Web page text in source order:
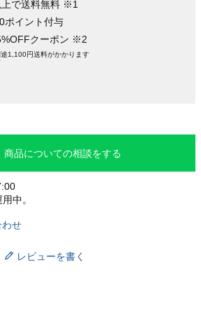
で送料無料 ※1
ポイント付与
クーポン ※2
1,100円送料がかかります
商品についての相談をする
中。
わせ
レビューを書く